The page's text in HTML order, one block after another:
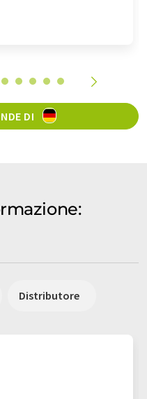
DI
Distributore